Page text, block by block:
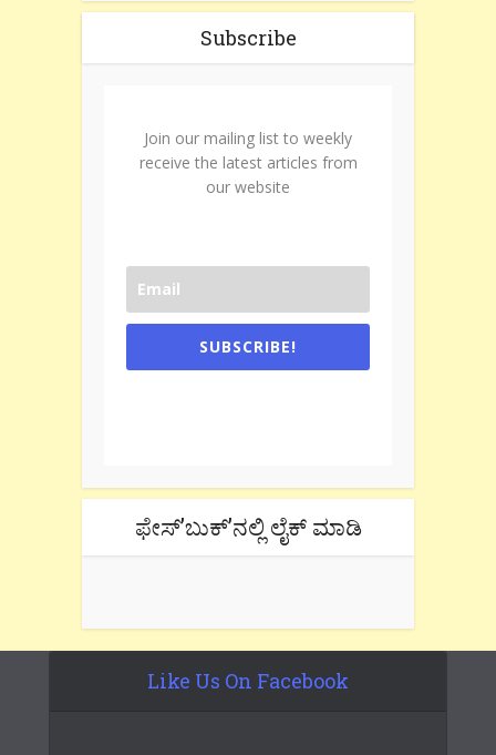
Subscribe
Join our mailing list to weekly
receive the latest articles from
our website
SUBSCRIBE!
ಫೇಸ್’ಬುಕ್’ನಲ್ಲಿ ಲೈಕ್ ಮಾಡಿ
Like Us On Facebook